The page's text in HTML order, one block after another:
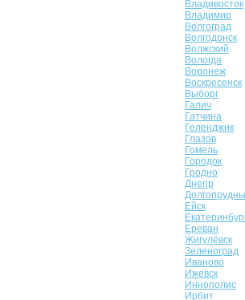
Владивосток
Владимир
Волгоград
Волгодонск
Волжский
Вологда
Воронеж
Воскресенск
Выборг
Галич
Гатчина
Геленджик
Глазов
Гомель
Городок
Гродно
Днепр
Ейск
Ереван
Жигулёвск
Зеленоград
Иваново
Ижевск
Иннополис
Ирбит